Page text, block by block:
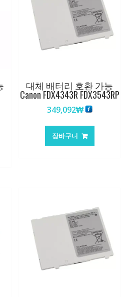
대체 배터리 호환 가능
Canon FDX4343R FDX3543RP
349,092₩
장바구니